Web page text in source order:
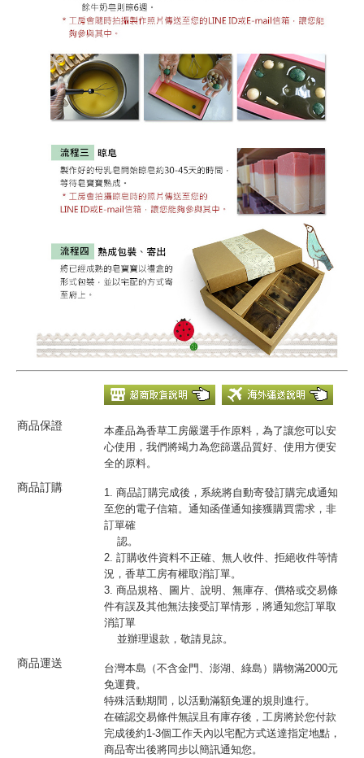
商品保證
本產品為香草工房嚴選手作原料，為了讓您可以安
心使用，我們將竭力為您篩選品質好、使用方便安
全的原料。
商品訂購
1. 商品訂購完成後，系統將自動寄發訂購完成通知
至您的電子信箱。通知函僅通知接獲購買需求，非
訂單確
認。
2. 訂購收件資料不正確、無人收件、拒絕收件等情
況，香草工房有權取消訂單。
3. 商品規格、圖片、說明、無庫存、價格或交易條
件有誤及其他無法接受訂單情形，將通知您訂單取
消訂單
並辦理退款，敬請見諒。
商品運送
台灣本島（不含金門、澎湖、綠島）購物滿2000元
免運費。
特殊活動期間，以活動滿額免運的規則進行。
在確認交易條件無誤且有庫存後，工房將於您付款
完成後約1-3個工作天內以宅配方式送達指定地點，
商品寄出後將同步以簡訊通知您。